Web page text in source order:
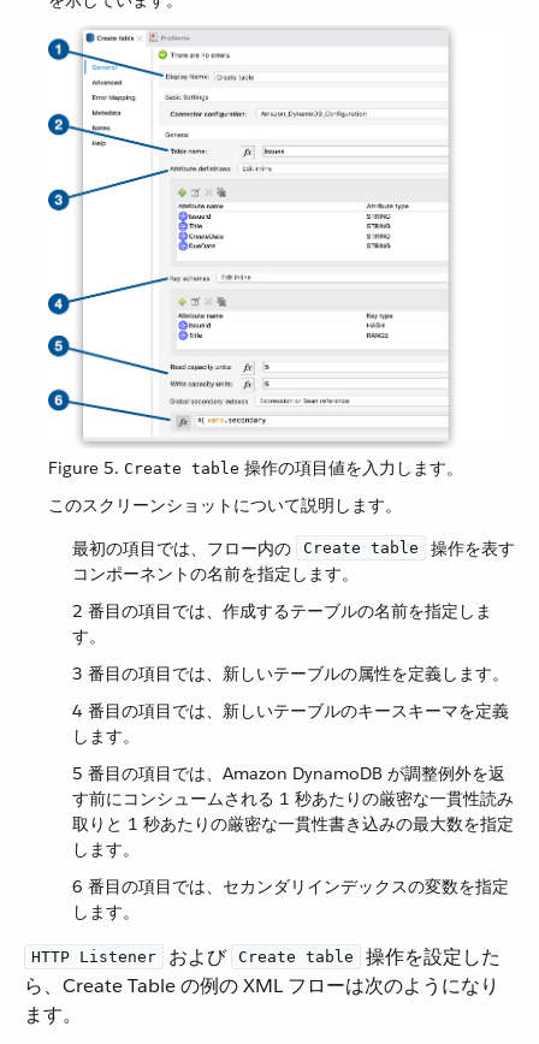
Figure 5. Create table ​ 操作の項目値を入力します。
このスクリーンショットについて説明します。
最初の項目では、フロー内の ​
Create table
​ 操作を表す
コンポーネントの名前を指定します。
2 番目の項目では、作成するテーブルの名前を指定しま
す。
3 番目の項目では、新しいテーブルの属性を定義します。
4 番目の項目では、新しいテーブルのキースキーマを定義
します。
5 番目の項目では、Amazon DynamoDB が調整例外を返
す前にコンシュームされる 1 秒あたりの厳密な一貫性読み
取りと 1 秒あたりの厳密な一貫性書き込みの最大数を指定
します。
6 番目の項目では、セカンダリインデックスの変数を指定
します。
HTTP Listener ​ および ​ Create table
​ 操作を設定した
ら、Create Table の例の XML フローは次のようになり
ます。